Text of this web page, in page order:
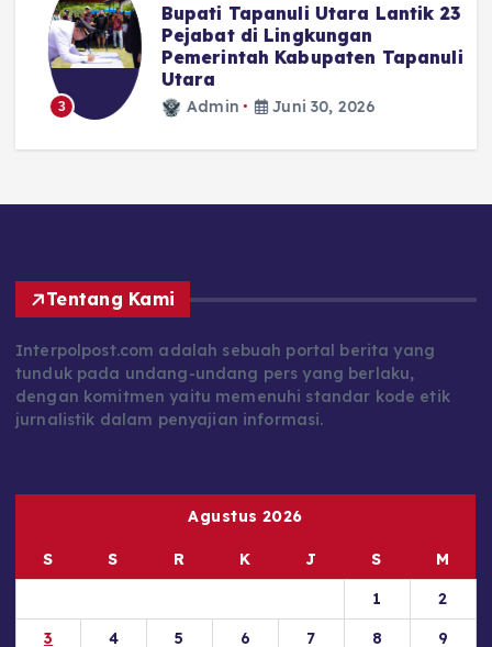
3
Bupati Tapanuli Utara Lantik 23
Pejabat di Lingkungan
Pemerintah Kabupaten Tapanuli
Utara
Admin Juni 30, 2026
Tentang Kami
Interpolpost.com adalah sebuah portal berita yang
tunduk pada undang-undang pers yang berlaku,
dengan komitmen yaitu memenuhi standar kode etik
jurnalistik dalam penyajian informasi.
Agustus 2026
S S R K J S
M
1
2
3
4 5 6 7 8
9